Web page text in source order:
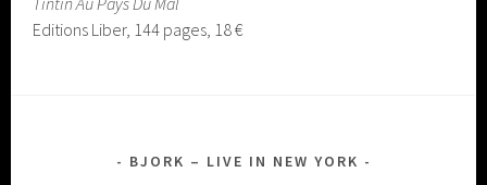
Editions Liber, 144 pages, 18 €
BJORK – LIVE IN NEW YORK